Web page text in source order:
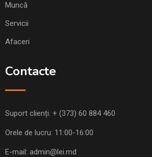
Muncă
Servicii
Afaceri
Contacte
Suport clienți: + (373) 60 884 460
Orele de lucru: 11:00-16:00
E-mail: admin@lei.md